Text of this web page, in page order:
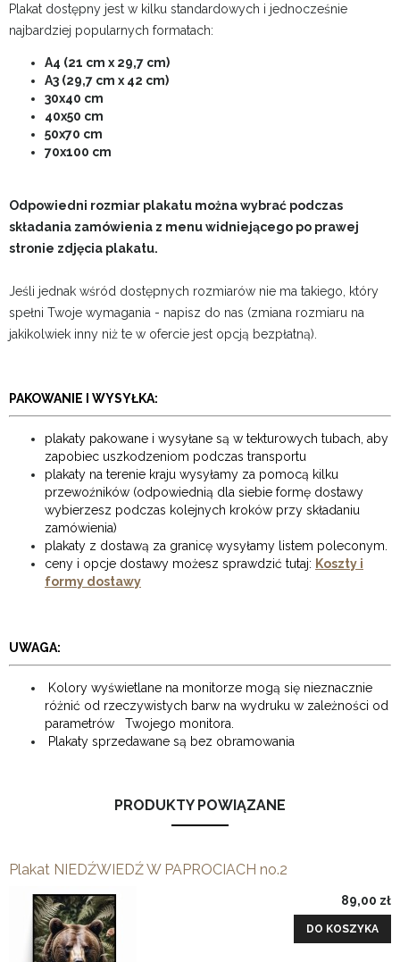
Plakat dostępny jest w kilku standardowych i jednocześnie
najbardziej popularnych formatach:
A4 (21 cm x 29,7 cm)
A3 (29,7 cm x 42 cm)
30x40 cm
40x50 cm
50x70 cm
70x100 cm
Odpowiedni rozmiar plakatu można wybrać podczas
składania zamówienia z menu widniejącego po prawej
stronie zdjęcia plakatu.
Jeśli jednak wśród dostępnych rozmiarów nie ma takiego, który
spełni Twoje wymagania - napisz do nas (zmiana rozmiaru na
jakikolwiek inny niż te w ofercie jest opcją bezpłatną).
PAKOWANIE I WYSYŁKA:
plakaty pakowane i wysyłane są w tekturowych tubach, aby
zapobiec uszkodzeniom podczas transportu
plakaty na terenie kraju wysyłamy za pomocą kilku
przewoźników (odpowiednią dla siebie formę dostawy
wybierzesz podczas kolejnych kroków przy składaniu
zamówienia)
plakaty z dostawą za granicę wysyłamy listem poleconym.
ceny i opcje dostawy możesz sprawdzić tutaj: Koszty i
formy dostawy
UWAGA:
Kolory wyświetlane na monitorze mogą się nieznacznie
różnić od rzeczywistych barw na wydruku w zależności od
parametrów Twojego monitora.
Plakaty sprzedawane są bez obramowania
PRODUKTY POWIĄZANE
Plakat NIEDŹWIEDŹ W PAPROCIACH no.2
89,00 zł
DO KOSZYKA